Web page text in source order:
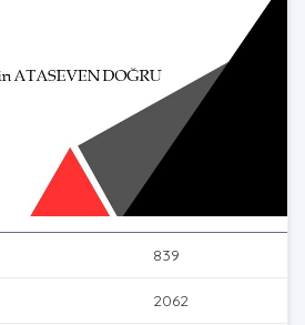
839
2062